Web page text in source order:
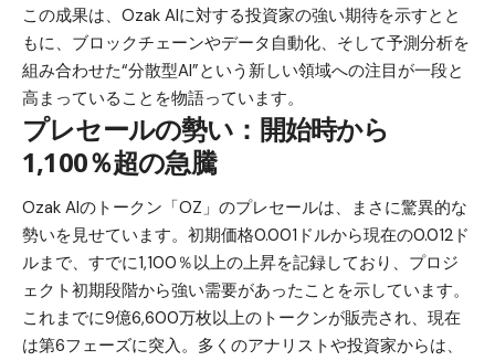
この成果は、Ozak AIに対する投資家の強い期待を示すとと
もに、ブロックチェーンやデータ自動化、そして予測分析を
組み合わせた“分散型AI”という新しい領域への注目が一段と
高まっていることを物語っています。
プレセールの勢い：開始時から
1,100％超の急騰
Ozak AIのトークン 「OZ」のプレセールは、まさに驚異的な
勢いを見せています。初期価格0.001ドルから現在の0.012ド
ルまで、すでに1,100％以上の上昇を記録しており、プロジ
ェクト初期段階から強い需要があったことを示しています。
これまでに9億6,600万枚以上のトークンが販売され、現在
は第6フェーズに突入。多くのアナリストや投資家からは、